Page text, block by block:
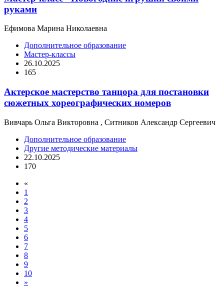
руками
Ефимова Марина Николаевна
Дополнительное образование
Мастер-классы
26.10.2025
165
Актерское мастерство танцора для постановки
сюжетных хореографических номеров
Вивчарь Ольга Викторовна , Ситников Александр Сергеевич
Дополнительное образование
Другие методические материалы
22.10.2025
170
«
1
2
3
4
5
6
7
8
9
10
»